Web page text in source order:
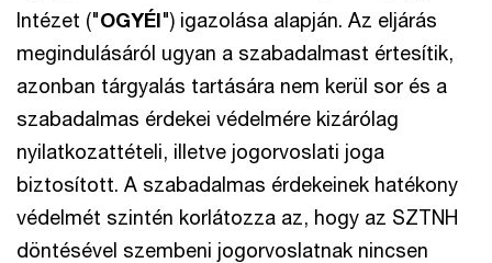
Intézet ("OGYÉI") igazolása alapján. Az eljárás
megindulásáról ugyan a szabadalmast értesítik,
azonban tárgyalás tartására nem kerül sor és a
szabadalmas érdekei védelmére kizárólag
nyilatkozattételi, illetve jogorvoslati joga
biztosított. A szabadalmas érdekeinek hatékony
védelmét szintén korlátozza az, hogy az SZTNH
döntésével szembeni jogorvoslatnak nincsen